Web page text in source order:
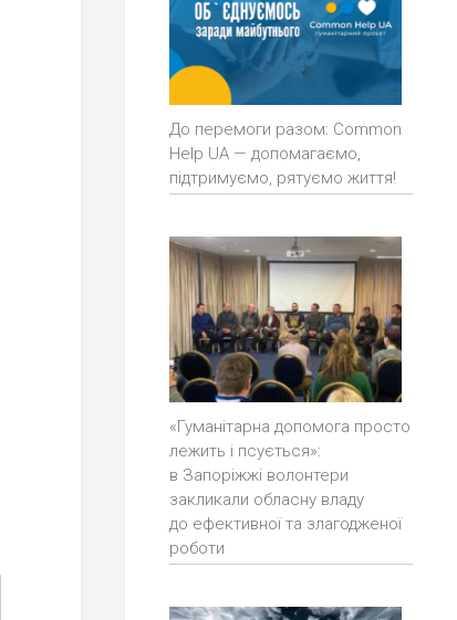
До перемоги разом: Common
Help UA — допомагаємо,
підтримуємо, рятуємо життя!
«Гуманітарна допомога просто
лежить і псується»:
в Запоріжжі волонтери
закликали обласну владу
до ефективної та злагодженої
роботи